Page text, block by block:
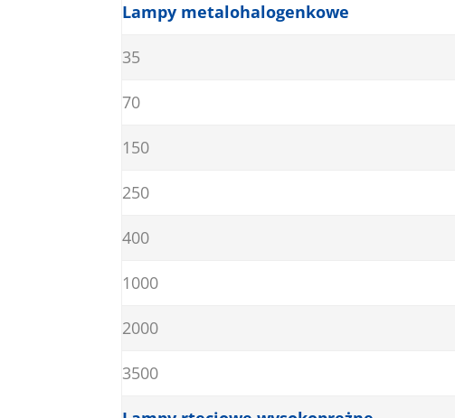
Lampy metalohalogenkowe
35
70
150
250
400
1000
2000
3500